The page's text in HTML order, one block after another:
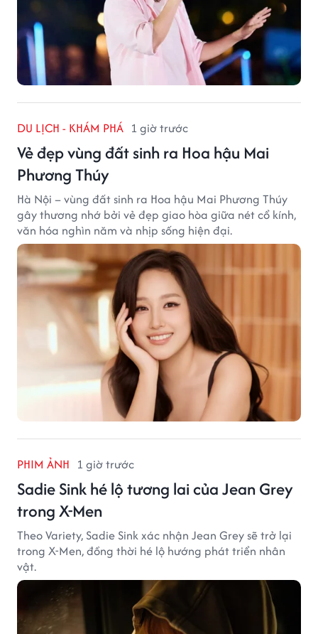
DU LỊCH - KHÁM PHÁ 1 giờ trước
Vẻ đẹp vùng đất sinh ra Hoa hậu Mai
Phương Thúy
Hà Nội – vùng đất sinh ra Hoa hậu Mai Phương Thúy
gây thương nhớ bởi vẻ đẹp giao hòa giữa nét cổ kính,
văn hóa nghìn năm và nhịp sống hiện đại.
PHIM ẢNH 1 giờ trước
Sadie Sink hé lộ tương lai của Jean Grey
trong X-Men
Theo Variety, Sadie Sink xác nhận Jean Grey sẽ trở lại
trong X-Men, đồng thời hé lộ hướng phát triển nhân
vật.